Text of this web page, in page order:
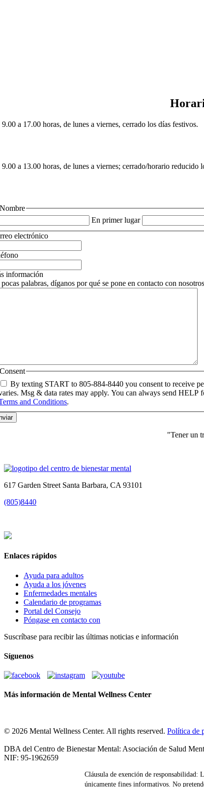
9.00 a 17.00 horas, de lunes a viernes, cerrado los días festivos.
9.00 a 13.00 horas, de lunes a viernes; cerrado/horario reducido
Nombre
En primer lugar
electrónico
información
palabras, díganos por qué se pone en contacto con
Consent
By texting START to 805-884-8440 you consent to receive
Msg & data rates may apply. You can always send
and Conditions.
"Tener un
617 Garden Street Santa Barbara, CA 93101
(805)8440
Enlaces rápidos
Ayuda para adultos
Ayuda a los jóvenes
Enfermedades mentales
Calendario de programas
Portal del Consejo
Póngase en contacto con
Suscríbase para recibir las últimas noticias e información
Síguenos
Más información de Mental Wellness Center
© 2026 Mental Wellness Center. All rights reserved. Política de
DBA del Centro de Bienestar Mental: Asociación de Salud
NIF: 95-1962659
Cláusula de exención de responsabilidad:
únicamente fines informativos. No